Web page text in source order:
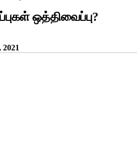
ஒத்திவைப்பு?
2021